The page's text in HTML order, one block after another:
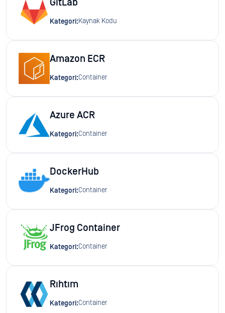
GitLab
Kategori:Kaynak Kodu
Amazon ECR
Kategori:Container
Azure ACR
Kategori:Container
DockerHub
Kategori:Container
JFrog Container
Kategori:Container
Rıhtım
Kategori:Container